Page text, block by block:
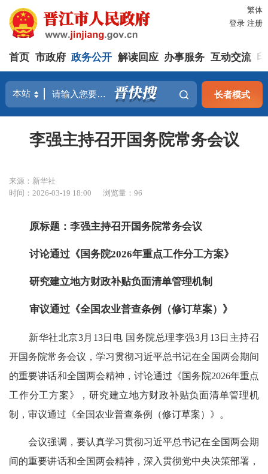
繁体
登录 注册
首页 市政府 政务公开 解读回应 办事服务 互动交流
长者模式
李强主持召开国务院常务会议
来源：新华社
时间：2026-03-19 18:00
浏览量：96
原标题：李强主持召开国务院常务会议
讨论通过《国务院2026年重点工作分工方案》
研究建立地方财政补贴负面清单管理机制
审议通过《全国农业普查条例（修订草案）》
新华社北京3月13日电 国务院总理李强3月13日主持召
开国务院常务会议，学习贯彻习近平总书记在全国两会期间
的重要讲话和全国两会精神，讨论通过《国务院2026年重点
工作分工方案》，研究建立地方财政补贴负面清单管理机
制，审议通过《全国农业普查条例（修订草案）》。
会议强调，要认真学习贯彻习近平总书记在全国两会期
间的重要讲话和全国两会精神，深入贯彻党中央决策部署，